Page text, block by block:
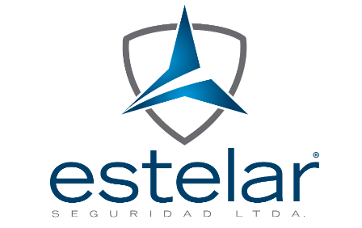
COMO ACTIVIDADES CONEXAS DE CONSULTORÍA, ASESORÍA E INVESTIGACIÓN EN SEGURIDAD PRIVADA.
N° CO23.05258